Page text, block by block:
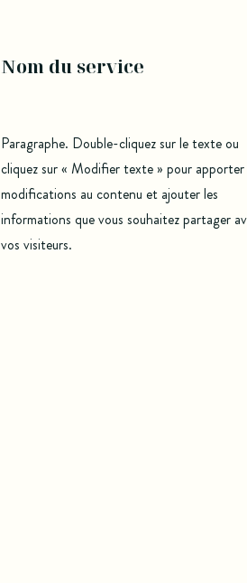
Nom du service
Paragraphe. Double-cliquez sur le texte ou
cliquez sur « Modifier texte » pour apporter
modifications au contenu et ajouter les
informations que vous souhaitez partager
vos visiteurs.